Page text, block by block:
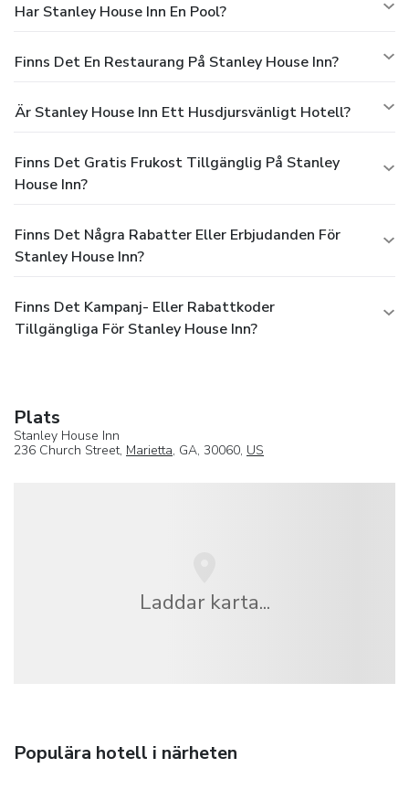
Har Stanley House Inn En Pool?
Finns Det En Restaurang På Stanley House Inn?
Är Stanley House Inn Ett Husdjursvänligt Hotell?
Finns Det Gratis Frukost Tillgänglig På Stanley
House Inn?
Finns Det Några Rabatter Eller Erbjudanden För
Stanley House Inn?
Finns Det Kampanj- Eller Rabattkoder
Tillgängliga För Stanley House Inn?
Plats
Stanley House Inn
236 Church Street, Marietta, GA, 30060, US
Laddar karta...
Populära hotell i närheten